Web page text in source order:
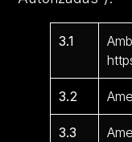
3.1
3.2
3.3